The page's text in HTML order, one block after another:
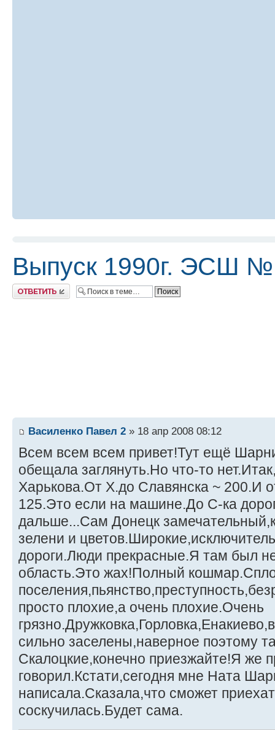
Выпуск 1990г. ЭСШ
Ответить
Василенко Павел 2 » 18 апр 2008 08:12
Всем всем всем привет!Тут ещё
обещала заглянуть.Но что-то
Харькова.От Х.до Славянска ~ 200.И
125.Это если на машине.До С-ка
дальше...Сам Донецк
зелени и
дороги.Люди прекрасные.Я там был
область.Это жах!Полный
просто плохие,а очень плохие.Очень
сильно заселены,наверное поэтому
Скалоцкие,конечно приезжайте!Я же
говорил.Кстати,сегодня мне Ната
написала.Сказала,что сможет
соскучилась.Будет сама.